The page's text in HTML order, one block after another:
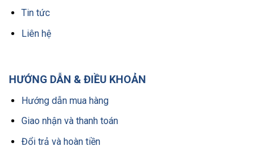
Tin tức
Liên hệ
HƯỚNG DẪN & ĐIỀU KHOẢN
Hướng dẫn mua hàng
Giao nhận và thanh toán
Đổi trả và hoàn tiền